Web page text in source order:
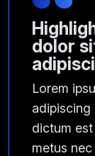
dolor
Lorem
adipiscing
dictum
metus